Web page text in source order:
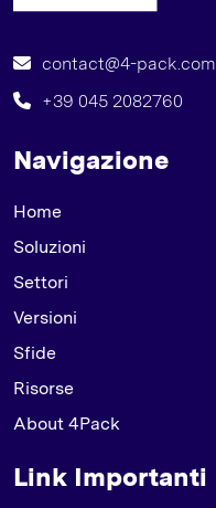
contact@4-pack.com
+39 045 2082760
Navigazione
Home
Soluzioni
Settori
Versioni
Sfide
Risorse
About 4Pack
Link Importanti